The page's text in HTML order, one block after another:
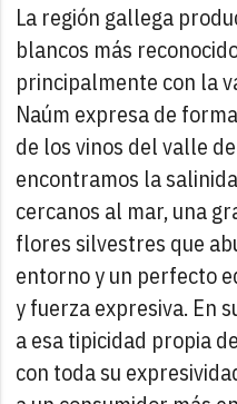
La región gallega
blancos más
principalmente con la
Naúm expresa de
de los vinos del valle
encontramos la
cercanos al mar, una
flores silvestres que
entorno y un perfecto
y fuerza expresiva. En
a esa tipicidad propia
con toda su